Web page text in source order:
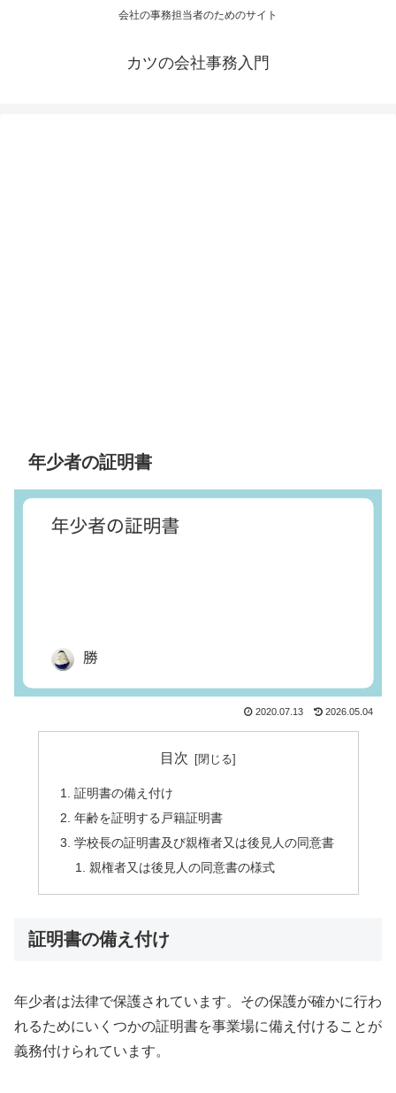
会社の事務担当者のためのサイト
カツの会社事務入門
年少者の証明書
2020.07.13 2026.05.04
目次
証明書の備え付け
年齢を証明する戸籍証明書
学校長の証明書及び親権者又は後見人の同意書
親権者又は後見人の同意書の様式
証明書の備え付け
年少者は法律で保護されています。その保護が確かに行わ
れるためにいくつかの証明書を事業場に備え付けることが
義務付けられています。